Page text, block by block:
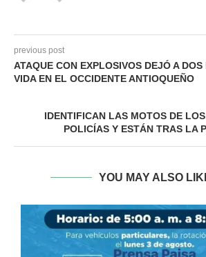
previous post
ATAQUE CON EXPLOSIVOS DEJÓ A DOS
VIDA EN EL OCCIDENTE ANTIOQUEÑO
IDENTIFICAN LAS MOTOS DE
POLICÍAS Y ESTÁN TRAS LA
YOU MAY ALSO